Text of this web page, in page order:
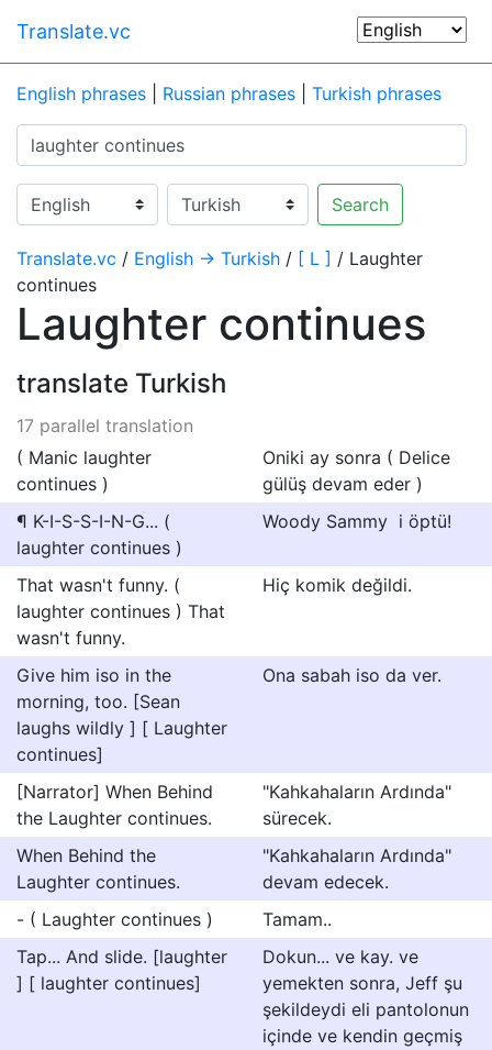
Translate.vc
English phrases Russian phrases Turkish phrases
Search
Translate.vc / English → Turkish / [ L ] / Laughter
continues
Laughter continues
translate Turkish
17 parallel translation
( Manic laughter
continues )
Oniki ay sonra ( Delice
gülüş devam eder )
¶ K-I-S-S-I-N-G... (
laughter continues )
Woody Sammy  i öptü!
That wasn't funny. (
laughter continues ) That
wasn't funny.
Hiç komik değildi.
Give him iso in the
morning, too. [Sean
laughs wildly ] [ Laughter
continues]
Ona sabah iso da ver.
[Narrator] When Behind
the Laughter continues.
"Kahkahaların Ardında"
sürecek.
When Behind the
Laughter continues.
"Kahkahaların Ardında"
devam edecek.
- ( Laughter continues )
Tamam..
Tap... And slide. [laughter
] [ laughter continues]
Dokun... ve kay. ve
yemekten sonra, Jeff şu
şekildeydi eli pantolonun
içinde ve kendin geçmiş